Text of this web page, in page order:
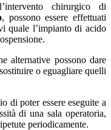
chirurgico di
, possono essere effettuati
quale l’impianto di acido
alternative possono dare
o eguagliare quelli
di poter essere eseguite a
di una sala operatoria,
periodicamente.